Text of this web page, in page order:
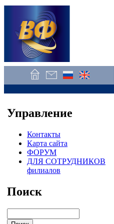
Управление
Контакты
Карта сайта
ФОРУМ
ДЛЯ СОТРУДНИКОВ
филиалов
Поиск